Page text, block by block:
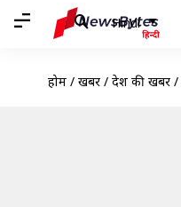
Hindi
होम / खबरें / देश की खबरें /